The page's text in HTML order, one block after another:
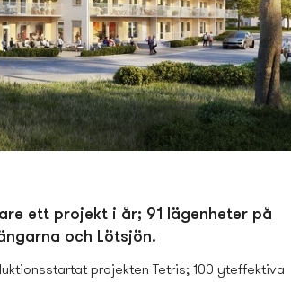
ett projekt i år; 91 lägenheter på
och Lötsjön.
projekten Tetris; 100 yteffektiva